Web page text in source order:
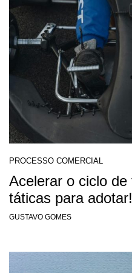
PROCESSO COMERCIAL
Acelerar o ciclo
táticas para adotar!
GUSTAVO GOMES